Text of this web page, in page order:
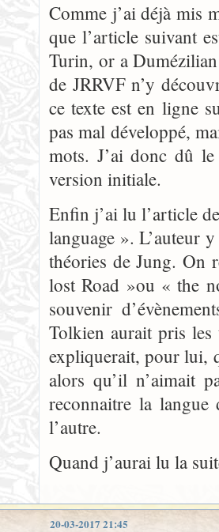
Comme j’ai déjà mis
que l’article suivant
Turin, or a
de JRRVF n’y
ce texte est en ligne
pas mal développé,
mots. J’ai donc dû
version initiale.
Enfin j’ai lu l’article
language ». L’auteur
théories de Jung. On
lost Road »ou « the
souvenir
Tolkien aurait pris les
expliquerait, pour lui,
alors qu’il n’aimait
reconnaitre la langue
l’autre.
Quand j’aurai lu la
20-03-2017 21:45